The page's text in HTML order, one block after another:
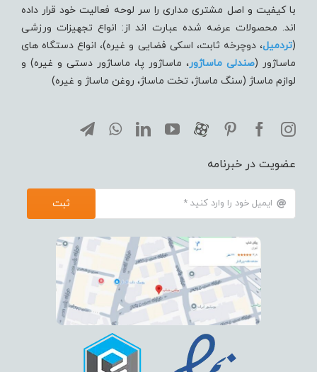
با کیفیت و اصل مشتری مداری را سر لوحه فعالیت خود قرار داده
اند. محصولات عرضه شده عبارت اند از: انواع تجهیزات ورزشی
(تردميل، دوچرخه ثابت، اسکی فضایی و غیره)، انواع دستگاه های
ماساژور (صندلی ماساژور، ماساژور پا، ماساژور دستی و غیره) و
لوازم ماساژ (سنگ ماساژ، تخت ماساژ، روغن ماساژ و غیره)
عضویت در خبرنامه
ثبت